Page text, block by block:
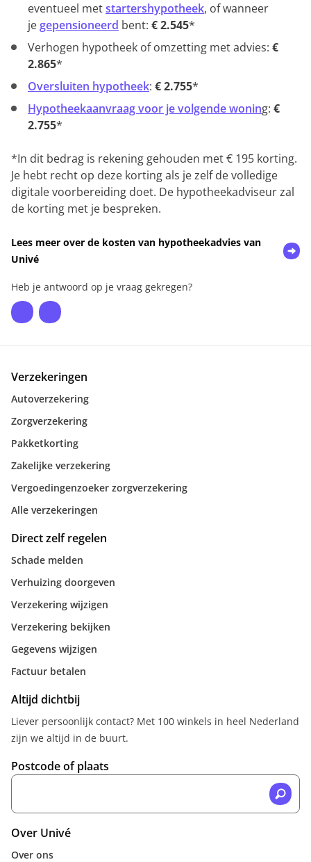
eventueel metstartershypotheek, of wanneer
jegepensioneerd bent: € 2.545*
Verhogen hypotheek of omzetting met advies: €
2.865*
Oversluiten hypotheek: € 2.755*
Hypotheekaanvraag voor je volgende woning: €
2.755*
*In dit bedrag is rekening gehouden met € 195 korting.
Je hebt recht op deze korting als je zelf de volledige
digitale voorbereiding doet. De hypotheekadviseur zal
de korting met je bespreken.
Lees meer over de kosten van hypotheekadvies van
Univé
Heb je antwoord op je vraag gekregen?
Verzekeringen
Autoverzekering
Zorgverzekering
Pakketkorting
Zakelijke verzekering
Vergoedingenzoeker zorgverzekering
Alle verzekeringen
Direct zelf regelen
Schade melden
Verhuizing doorgeven
Verzekering wijzigen
Verzekering bekijken
Gegevens wijzigen
Factuur betalen
Altijd dichtbij
Liever persoonlijk contact? Met 100 winkels in heel Nederland
zijn we altijd in de buurt.
Postcode of plaats
Over Univé
Over ons